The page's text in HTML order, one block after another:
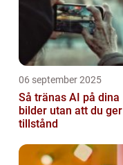
06 september 2025
Så tränas AI på dina
bilder utan att du ger
tillstånd